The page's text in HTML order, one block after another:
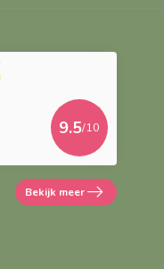
9.5/10
Bekijk meer